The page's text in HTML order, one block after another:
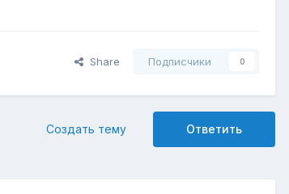
Share Подписчики 0
Ответить
Создать тему